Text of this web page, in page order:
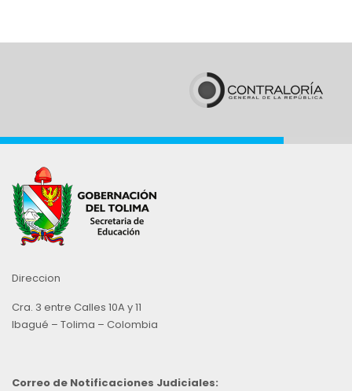
Direccion
Cra. 3 entre Calles 10A y 11
Ibagué – Tolima – Colombia
Correo de Notificaciones Judiciales: